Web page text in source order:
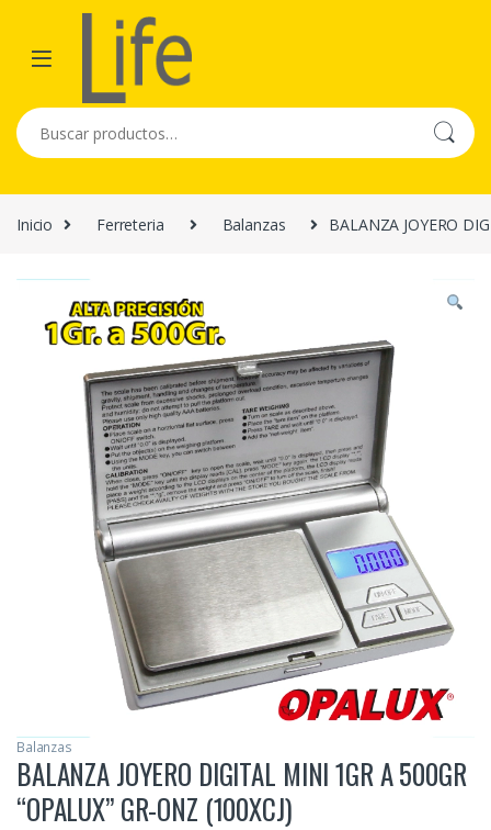
Skip to navigation
Skip to content
Buscar por:
Inicio Ferreteria Balanzas BALANZA JOYERO
Balanzas
BALANZA JOYERO DIGITAL MINI 1GR A 500GR
“OPALUX” GR-ONZ (100XCJ)